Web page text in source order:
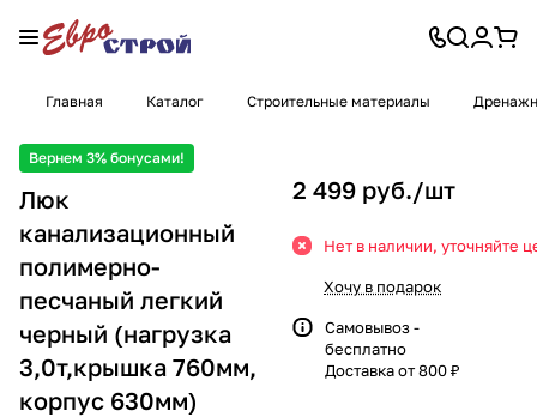
Главная Каталог Строительные материалы
Вернем 3% бонусами!
Люк
канализационный
полимерно-
песчаный легкий
черный (нагрузка
3,0т,крышка 760мм,
корпус 630мм)
2 499 руб./шт
Нет в наличии, уточняйте
Хочу в подарок
Самовывоз -
бесплатно
Доставка от 800 ₽